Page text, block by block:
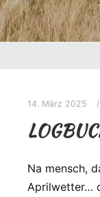
14. März 2025
Na mensch,
Aprilwetter…